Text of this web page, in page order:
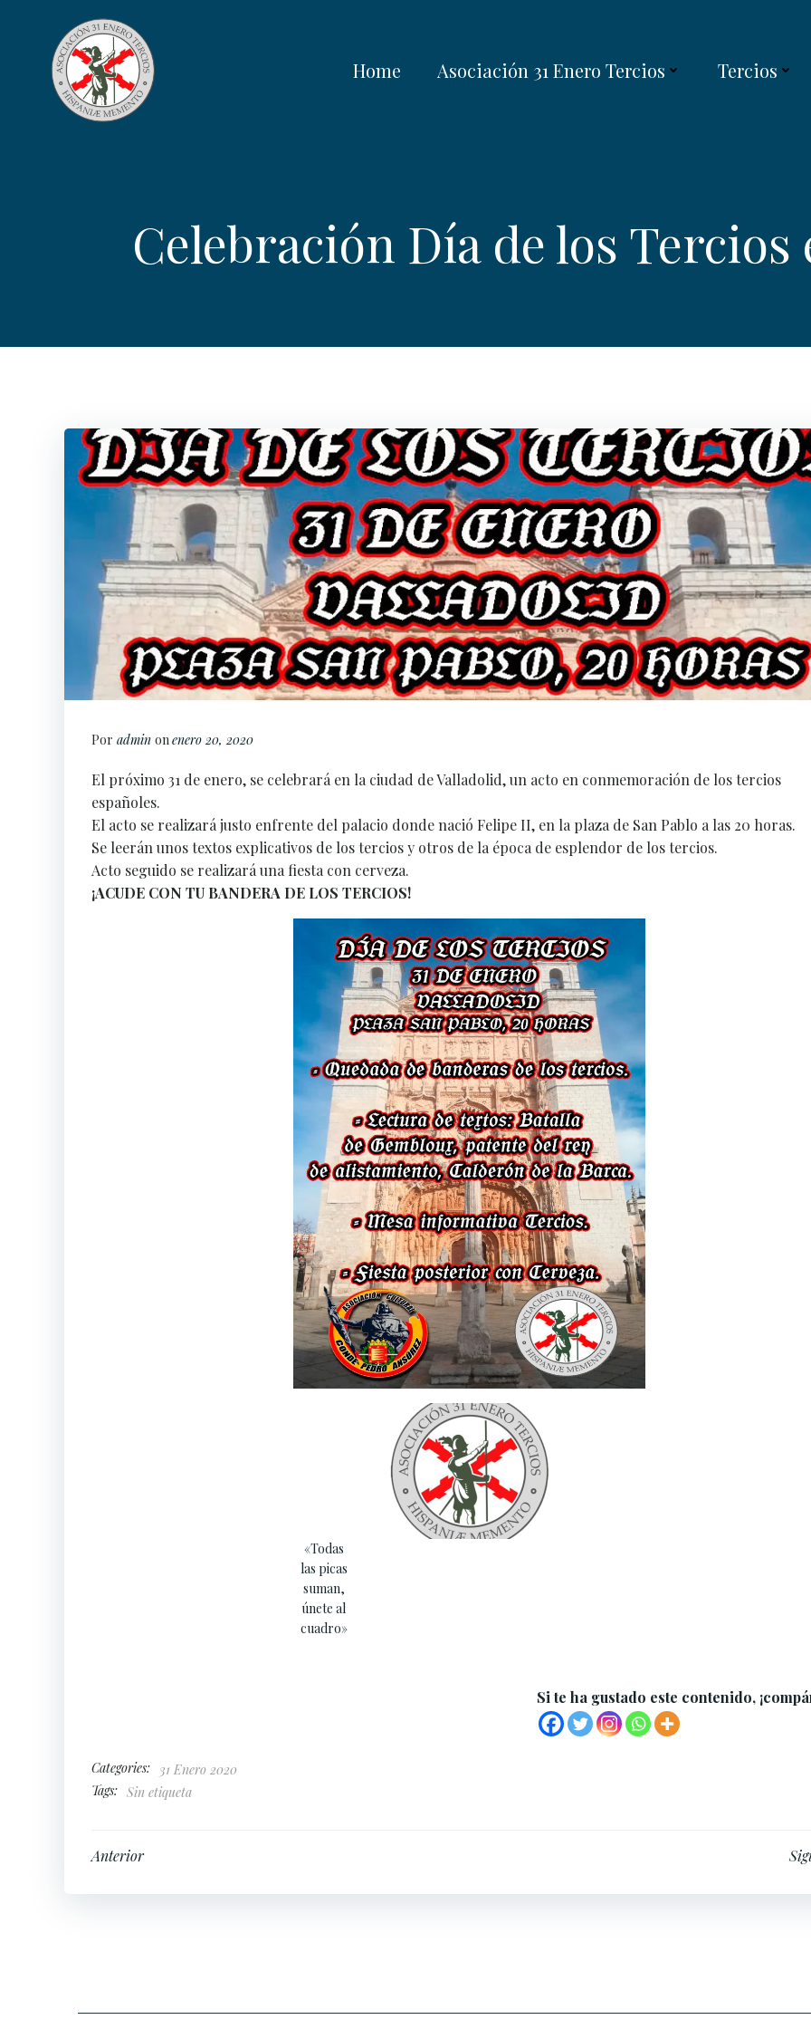
contenido
Home Asociación 31 Enero Tercios Tercios
Celebración Día de los
Por admin onenero 20, 2020
El próximo 31 de enero, se celebrará en la ciudad de Valladolid, un acto en conmemoración de los tercios
españoles.
El acto se realizará justo enfrente del palacio donde nació Felipe II, en la plaza de San Pablo a las 20 horas.
Se leerán unos textos explicativos de los tercios y otros de la época de esplendor de los tercios.
Acto seguido se realizará una fiesta con cerveza.
¡ACUDE CON TU BANDERA DE LOS TERCIOS!
«Todas
las picas
suman,
únete al
cuadro»
Si te ha gustado este contenido,
Categories: 31 Enero 2020
Tags: Sin etiqueta
Navegación
por
Anterior
por